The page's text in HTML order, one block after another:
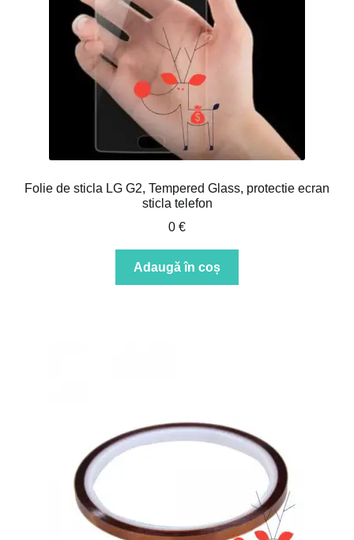
Folie de sticla LG G2, Tempered Glass, protectie ecran
sticla telefon
0 €
Adaugă în coș